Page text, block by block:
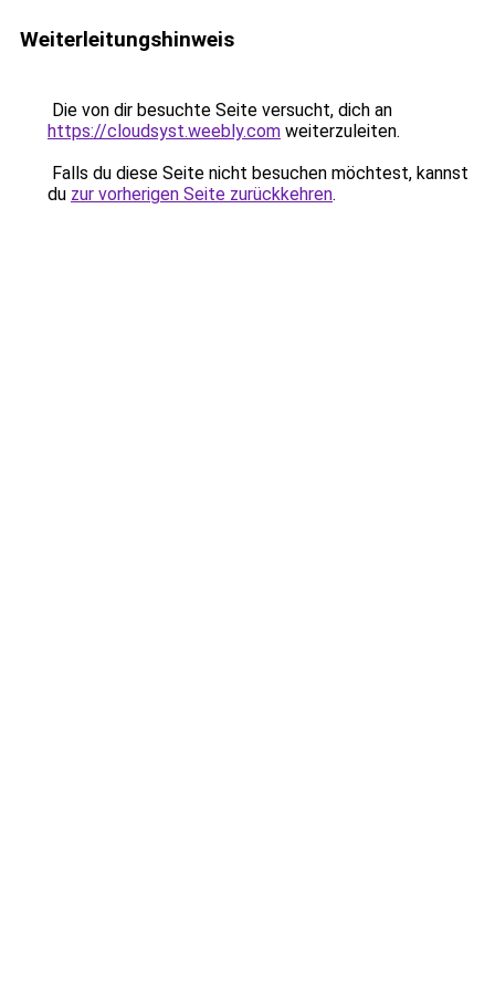
Weiterleitungshinweis
Die von dir besuchte Seite versucht, dich an
https://cloudsyst.weebly.com weiterzuleiten.
Falls du diese Seite nicht besuchen möchtest, kannst
du zur vorherigen Seite zurückkehren.